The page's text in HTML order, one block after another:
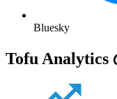
Bluesky
Tofu Analytics